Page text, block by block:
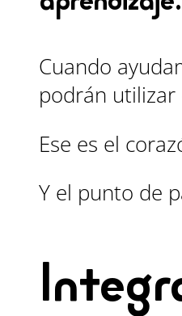
Cuando
podrán
Ese es el
Y el punto de